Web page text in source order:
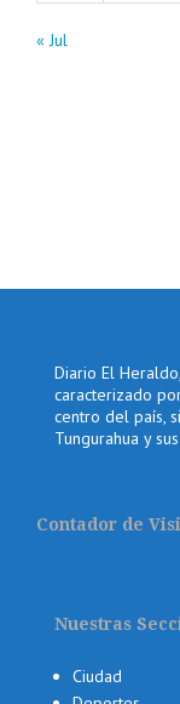
« Jul
Diario El
caracterizado
centro del país,
Tungurahua y
Contador de
Nuestras
Ciudad